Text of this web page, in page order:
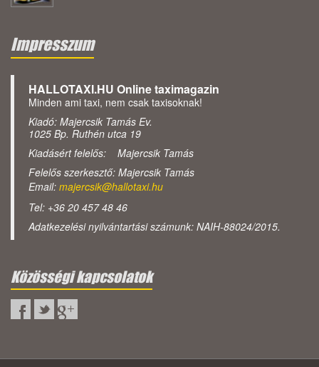
Impresszum
HALLOTAXI.HU Online taximagazin
Minden ami taxi, nem csak taxisoknak!
Kiadó: Majercsik Tamás Ev.
1025 Bp. Ruthén utca 19
Kiadásért felelős: Majercsik Tamás
Felelős szerkesztő: Majercsik Tamás
Email: majercsik@hallotaxi.hu
Tel: +36 20 457 48 46
Adatkezelési nyilvántartási számunk: NAIH-88024/2015.
Közösségi kapcsolatok